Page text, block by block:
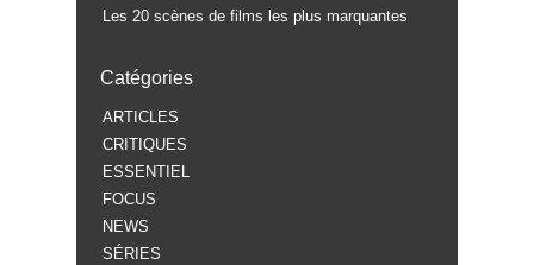
Les 20 scènes de films les plus marquantes
Catégories
ARTICLES
CRITIQUES
ESSENTIEL
FOCUS
NEWS
SÉRIES